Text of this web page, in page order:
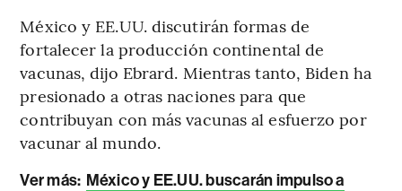
México y EE.UU. discutirán formas de
fortalecer la producción continental de
vacunas, dijo Ebrard. Mientras tanto, Biden ha
presionado a otras naciones para que
contribuyan con más vacunas al esfuerzo por
vacunar al mundo.
Ver más: México y EE.UU. buscarán impulso a